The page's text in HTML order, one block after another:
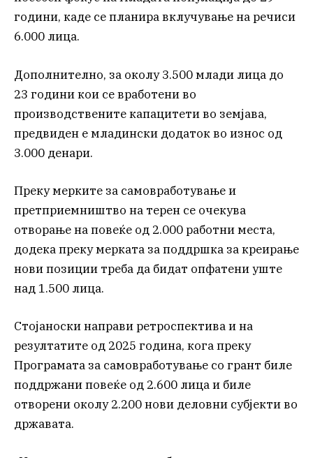
години, каде се планира вклучување на речиси
6.000 лица.
Дополнително, за околу 3.500 млади лица до
23 години кои се вработени во
производствените капацитети во земјава,
предвиден е младински додаток во износ од
3.000 денари.
Преку мерките за самовработување и
претприемништво на терен се очекува
отворање на повеќе од 2.000 работни места,
додека преку мерката за поддршка за креирање
нови позиции треба да бидат опфатени уште
над 1.500 лица.
Стојаноски направи ретроспектива и на
резултатите од 2025 година, кога преку
Програмата за самовработување со грант биле
поддржани повеќе од 2.600 лица и биле
отворени околу 2.200 нови деловни субјекти во
државата.